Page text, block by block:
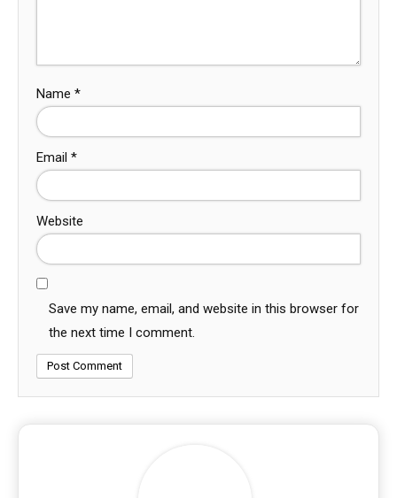
Name *
Email *
Website
Save my name, email, and website in this browser for
the next time I comment.